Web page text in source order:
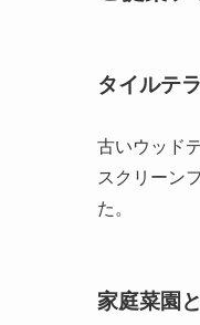
タイルテ
古いウッド
スクリーン
た。
家庭菜園